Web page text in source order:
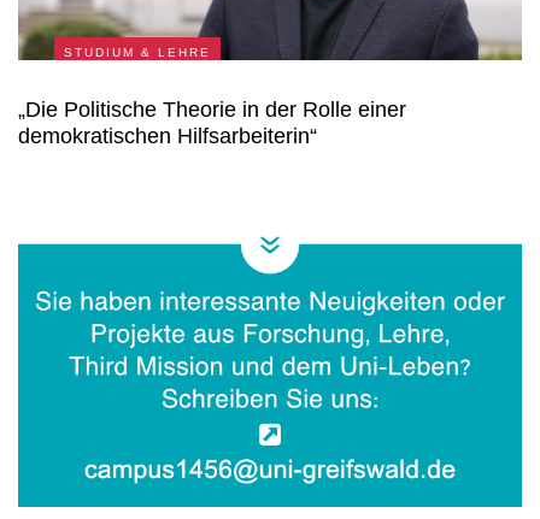
STUDIUM & LEHRE
„Die Politische Theorie in der Rolle einer
demokratischen Hilfsarbeiterin“